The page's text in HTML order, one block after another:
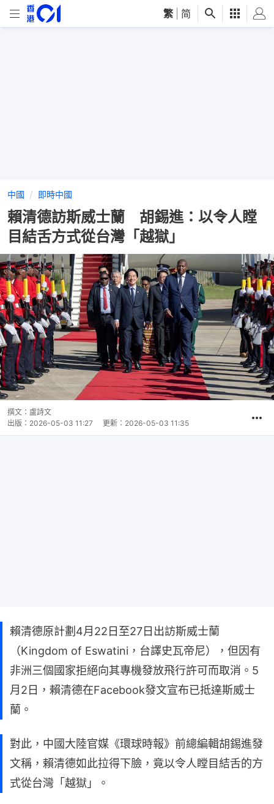
繁 简
中國 即時中國
賴清德訪斯威士蘭 胡錫進：以令人瞠
目結舌方式從台灣「越獄」
撰文： 盧詩文
出版： 2026-05-03 11:27 更新： 2026-05-03 11:35
賴清德原計劃4月22日至27日出訪斯威士蘭
（Kingdom of Eswatini，台譯史瓦帝尼），但因有
非洲三個國家拒絕向其專機發放飛行許可而取消。5
月2日，賴清德在Facebook發文宣布已抵達斯威士
蘭。
對此，中國大陸官媒《環球時報》前總編輯胡錫進發
文稱，賴清德如此拉得下臉，竟以令人瞠目結舌的方
式從台灣「越獄」。